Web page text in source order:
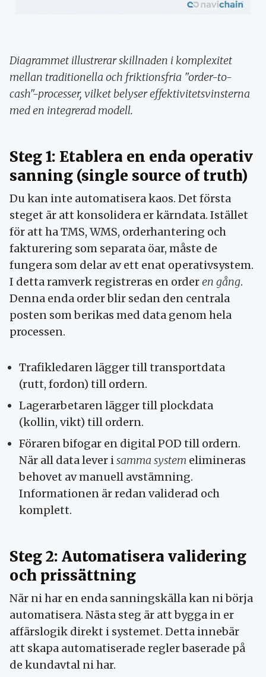
Diagrammet illustrerar skillnaden i komplexitet
mellan traditionella och friktionsfria "order-to-
cash"-processer, vilket belyser effektivitetsvinsterna
med en integrerad modell.
Steg 1: Etablera en enda operativ
sanning (single source of truth)
Du kan inte automatisera kaos. Det första
steget är att konsolidera er kärndata. Istället
för att ha TMS, WMS, orderhantering och
fakturering som separata öar, måste de
fungera som delar av ett enat operativsystem.
I detta ramverk registreras en orderen gång.
Denna enda order blir sedan den centrala
posten som berikas med data genom hela
processen.
Trafikledaren lägger till transportdata
(rutt, fordon) till ordern.
Lagerarbetaren lägger till plockdata
(kollin, vikt) till ordern.
Föraren bifogar en digital POD till ordern.
När all data lever isamma system elimineras
behovet av manuell avstämning.
Informationen är redan validerad och
komplett.
Steg 2: Automatisera validering
och prissättning
När ni har en enda sanningskälla kan ni börja
automatisera. Nästa steg är att bygga in er
affärslogik direkt i systemet. Detta innebär
att skapa automatiserade regler baserade på
de kundavtal ni har.